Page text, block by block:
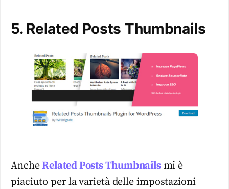
5. Related Posts Thumbnails
AncheRelated Posts Thumbnailsmi è
piaciuto per la varietà delle impostazioni